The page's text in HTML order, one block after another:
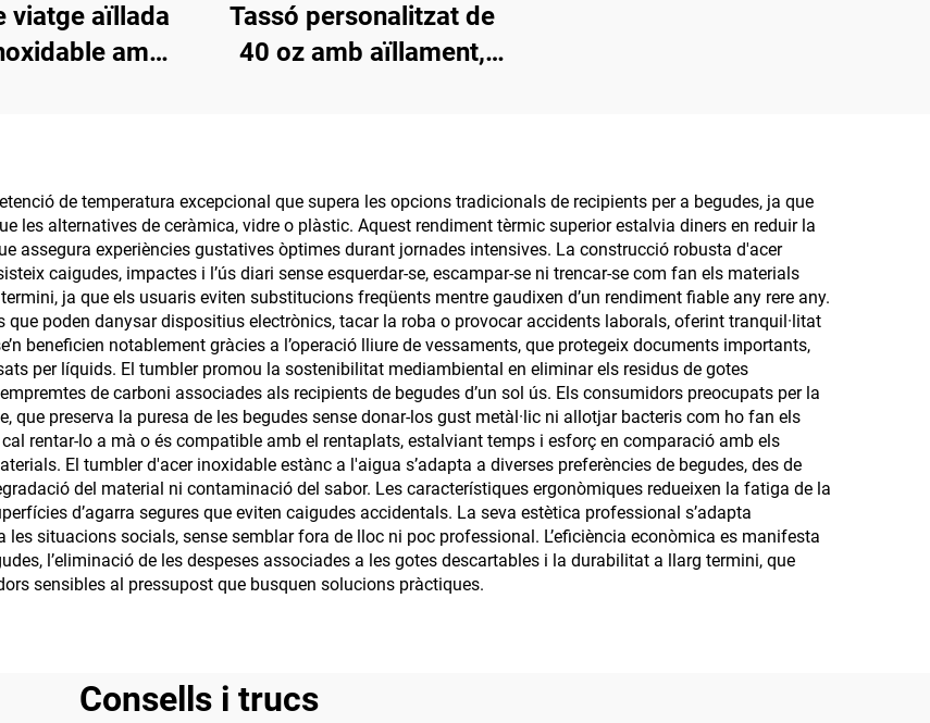
viatge aïllada
amb
amb buit i
estanca
Tassó personalitzat de
40 oz amb aïllament,
per a viatge, tassa de
cafè per a conjunt de
regal d'oficina
de temperatura excepcional que supera les opcions tradicionals de recipients per a begudes, ja que
les alternatives de ceràmica, vidre o plàstic. Aquest rendiment tèrmic superior estalvia diners en reduir la
assegura experiències gustatives òptimes durant jornades intensives. La construcció robusta d'acer
caigudes, impactes i l’ús diari sense esquerdar-se, escampar-se ni trencar-se com fan els materials
ja que els usuaris eviten substitucions freqüents mentre gaudixen d’un rendiment fiable any rere any.
que poden danysar dispositius electrònics, tacar la roba o provocar accidents laborals, oferint tranquil·litat
beneficien notablement gràcies a l’operació lliure de vessaments, que protegeix documents importants,
per líquids. El tumbler promou la sostenibilitat mediambiental en eliminar els residus de gotes
de carboni associades als recipients de begudes d’un sol ús. Els consumidors preocupats per la
que preserva la puresa de les begudes sense donar-los gust metàl·lic ni allotjar bacteris com ho fan els
rentar-lo a mà o és compatible amb el rentaplats, estalviant temps i esforç en comparació amb els
El tumbler d'acer inoxidable estànc a l'aigua s’adapta a diverses preferències de begudes, des de
del material ni contaminació del sabor. Les característiques ergonòmiques redueixen la fatiga de la
d’agarra segures que eviten caigudes accidentals. La seva estètica professional s’adapta
situacions socials, sense semblar fora de lloc ni poc professional. L’eficiència econòmica es manifesta
l’eliminació de les despeses associades a les gotes descartables i la durabilitat a llarg termini, que
sensibles al pressupost que busquen solucions pràctiques.
Consells i trucs